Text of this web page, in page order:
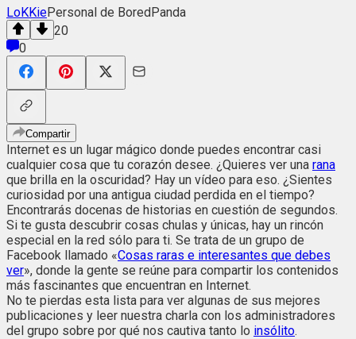
LoKKiePersonal de BoredPanda
20
0
Compartir
Internet es un lugar mágico donde puedes encontrar casi
cualquier cosa que tu corazón desee. ¿Quieres ver una rana
que brilla en la oscuridad? Hay un vídeo para eso. ¿Sientes
curiosidad por una antigua ciudad perdida en el tiempo?
Encontrarás docenas de historias en cuestión de segundos.
Si te gusta descubrir cosas chulas y únicas, hay un rincón
especial en la red sólo para ti. Se trata de un grupo de
Facebook llamado «Cosas raras e interesantes que debes
ver», donde la gente se reúne para compartir los contenidos
más fascinantes que encuentran en Internet.
No te pierdas esta lista para ver algunas de sus mejores
publicaciones y leer nuestra charla con los administradores
del grupo sobre por qué nos cautiva tanto lo insólito.